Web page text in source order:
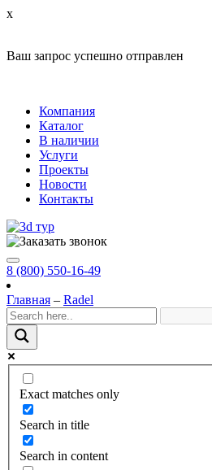
x
Ваш запрос успешно отправлен
Компания
Каталог
В наличии
Услуги
Проекты
Новости
Контакты
8 (800) 550-16-49
Главная – Radel
Exact matches only
Search in title
Search in content